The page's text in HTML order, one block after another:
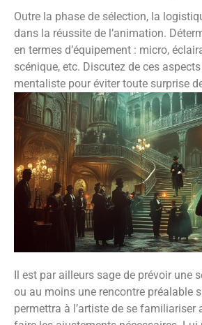
Outre la phase de sélection, la
dans la réussite de l’animation.
en termes d’équipement : micro,
scénique, etc. Discutez de ces
mentaliste pour éviter toute surprise
Il est par ailleurs sage de prévoir une
ou au moins une rencontre préalable
permettra à l’artiste de se familiariser